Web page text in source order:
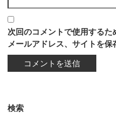
次回のコメントで使用するた
メールアドレス、サイトを保
検索